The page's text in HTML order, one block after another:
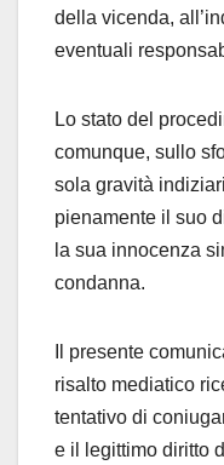
della vicenda,
eventuali
Lo stato del
comunque, sullo
sola gravità
pienamente il suo
la sua innocenza
condanna.
Il presente
risalto mediatico
tentativo di
e il legittimo diritto